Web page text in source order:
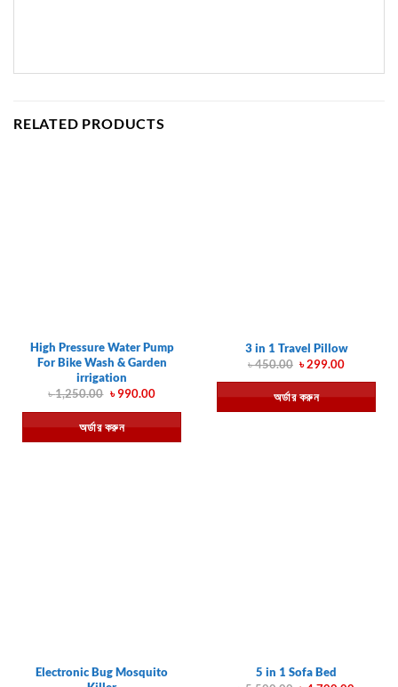
RELATED PRODUCTS
High Pressure Water Pump
For Bike Wash & Garden
irrigation
৳1,250.00 Original
was:
৳ 1,250.00.
৳990.00Current
is:
৳ 990.00.
অর্ডার করুন
3 in 1 Travel Pillow
৳450.00 Original
was:
৳ 450.00.
৳299.00Current
is:
৳ 299.00.
অর্ডার করুন
Electronic Bug Mosquito
5 in 1 Sofa Bed